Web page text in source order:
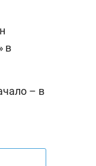
в
– в